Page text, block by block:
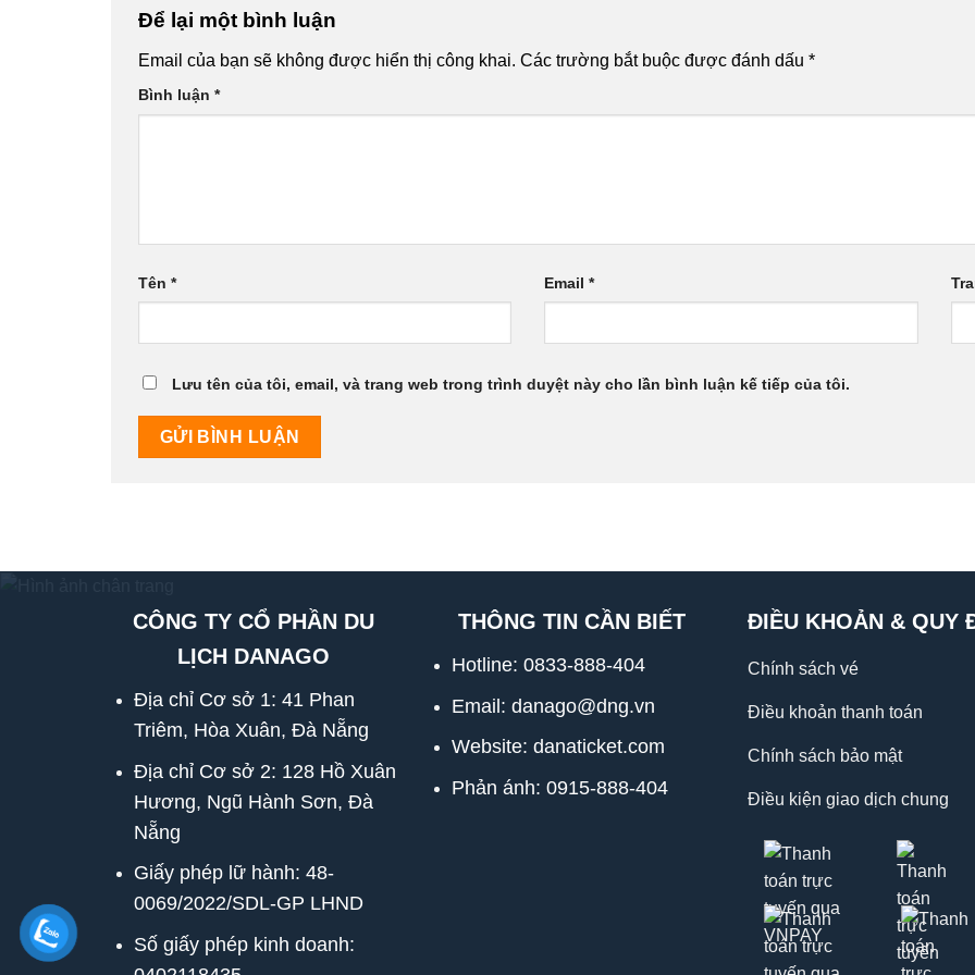
Để lại một bình luận
Email của bạn sẽ không được hiển thị công khai. Các trường bắt buộc được đánh dấu *
Bình luận *
Tên * Email*
Lưu tên của tôi, email, và trang web trong trình duyệt này cho lần bình luận kế tiếp của tôi.
CÔNG TY CỔ PHẦN DU
LỊCH DANAGO
Địa chỉ Cơ sở 1: 41 Phan
Triêm, Hòa Xuân, Đà Nẵng
Địa chỉ Cơ sở 2: 128 Hồ Xuân
Hương, Ngũ Hành Sơn, Đà
Nẵng
Giấy phép lữ hành: 48-
0069/2022/SDL-GP LHND
Số giấy phép kinh doanh:
THÔNG TIN CẦN BIẾT
Hotline:0833-888-404
Email: danago@dng.vn
Website: danaticket.com
Phản ánh: 0915-888-404
ĐIỀU KHOẢN & QUY
Chính sách vé
Điều khoản thanh toán
Chính sách bảo mật
Điều kiện giao dịch chung